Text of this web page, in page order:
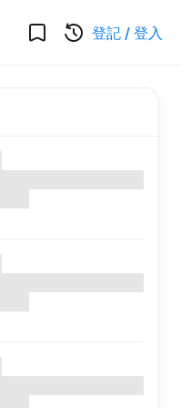
登記 / 登入